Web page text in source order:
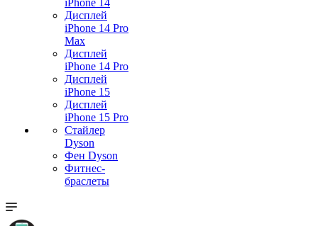
iPhone 14
Дисплей
iPhone 14 Pro
Max
Дисплей
iPhone 14 Pro
Дисплей
iPhone 15
Дисплей
iPhone 15 Pro
Стайлер
Dyson
Фен Dyson
Фитнес-
браслеты